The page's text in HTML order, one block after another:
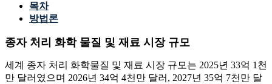
목차
방법론
종자 처리 화학 물질 및 재료 시장 규모
세계 종자 처리 화학물질 및 재료 시장 규모는 2025년 33억 1천
만 달러였으며 2026년 34억 4천만 달러, 2027년 35억 7천만 달